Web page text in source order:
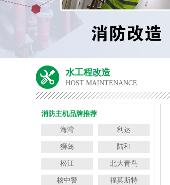
水工程改造
HOST MAINTENANCE
消防主机品牌推荐
海湾 利达
狮岛 陆和
松江 北大青鸟
核中警 福莫斯特